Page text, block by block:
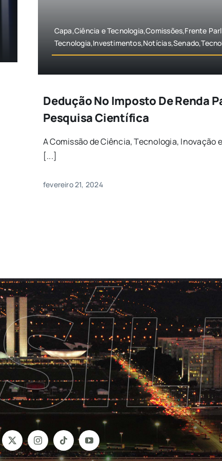
Capa,Ciência e Tecnologia,Comissões,Frente
Dedução No Imposto De Renda
Pesquisa Científica
A Comissão de Ciência, Tecnologia, Inovação
[...]
fevereiro 21, 2024